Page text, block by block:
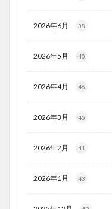
2026年6月 38
2026年5月 40
2026年4月 46
2026年3月 45
2026年2月 41
2026年1月 43